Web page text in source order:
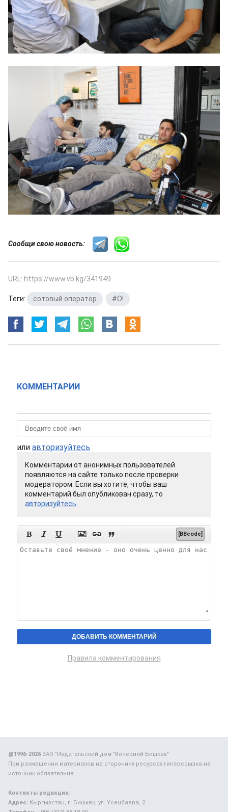
Сообщи свою новость:
URL: https://www.vb.kg/341949
Теги: сотовый оператор #O!
КОММЕНТАРИИ
или авторизуйтесь
Комментарии от анонимных пользователей
появляются на сайте только после проверки
модератором. Если вы хотите, чтобы ваш
комментарий был опубликован сразу, то
авторизуйтесь
      [BBcode]
Правила комментирования
@1996-2026ЗАО "Издательский дом "Вечерний Бишкек"
При размещении материалов на сторонних ресурсах гиперссылка на
источник обязательна.
Контакты редакции:
Адрес: Кыргызстан, г. Бишкек, ул. Усенбаева, 2.